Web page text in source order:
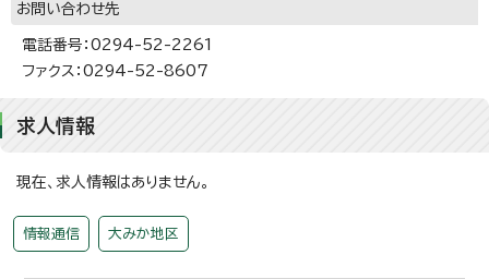
お問い合わせ先
電話番号：0294-52-2261
ファクス：0294-52-8607
求人情報
現在、求人情報はありません。
情報通信 大みか地区